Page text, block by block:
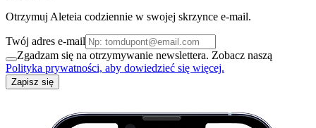
Otrzymuj Aleteia codziennie w swojej skrzynce e-mail.
Twój adres e-mail
Zgadzam się na otrzymywanie newslettera. Zobacz naszą
Polityka prywatności, aby dowiedzieć się więcej.
Zapisz się